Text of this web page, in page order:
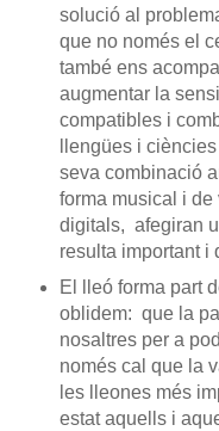
solució al
que no només el
també ens
augmentar la
compatibles i
llengües i
seva combinació
forma musical i
digitals, afegiran
resulta important i
El lleó forma part
oblidem: que la
nosaltres per a
només cal que la
les lleones més
estat aquells i